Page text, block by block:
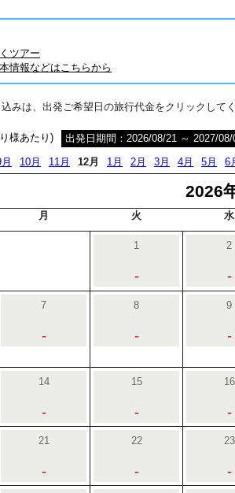
ツアー
情報などはこちらから
みは、出発ご希望日の旅行代金をクリックしてく
様あたり)
出発日期間：2026/08/21 ～ 2027/08/
10月 11月 12月 1月 2月 3月 4月 5月 6
2026
月 火 水
1
-
2
-
7
-
8
-
9
-
14
-
15
-
16
-
21
-
22
-
23
-